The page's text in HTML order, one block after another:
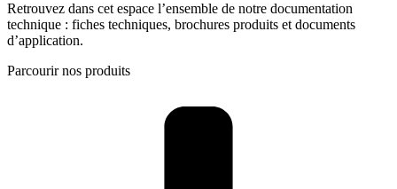
Retrouvez dans cet espace l’ensemble de notre documentation
technique : fiches techniques, brochures produits et documents
d’application.
Parcourir nos produits